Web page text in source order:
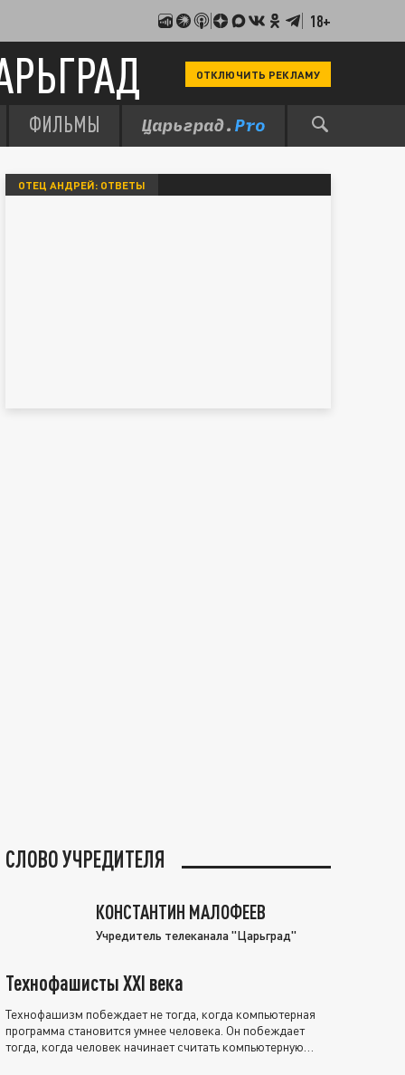
18+
ОТКЛЮЧИТЬ РЕКЛАМУ
ФИЛЬМЫ
ОТЕЦ АНДРЕЙ: ОТВЕТЫ
СЛОВО УЧРЕДИТЕЛЯ
КОНСТАНТИН МАЛОФЕЕВ
Учредитель телеканала "Царьград"
Технофашисты XXI века
Технофашизм побеждает не тогда, когда компьютерная
программа становится умнее человека. Он побеждает
тогда, когда человек начинает считать компьютерную